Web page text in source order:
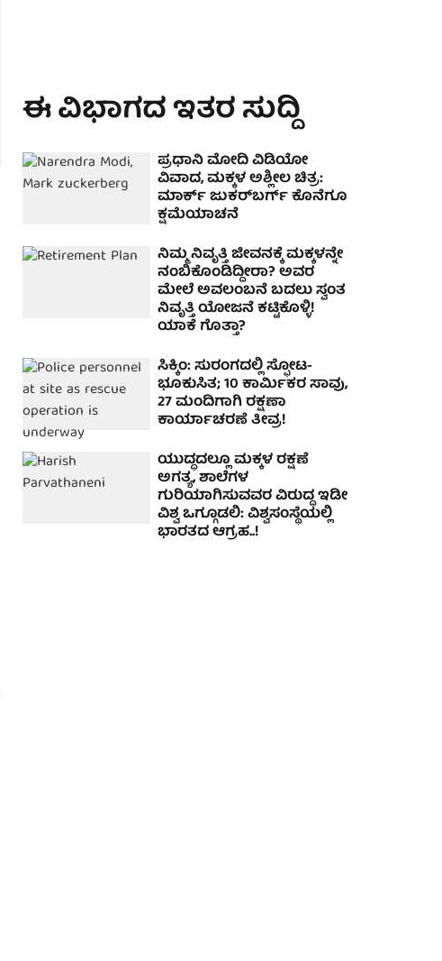
ಈ ವಿಭಾಗದ ಇತರ ಸುದ್ದಿ
ಪ್ರಧಾನಿ ಮೋದಿ ವಿಡಿಯೋ
ವಿವಾದ, ಮಕ್ಕಳ ಅಶ್ಲೀಲ ಚಿತ್ರ:
ಮಾರ್ಕ್ ಜುಕರ್‌ಬರ್ಗ್ ಕೊನೆಗೂ
ಕ್ಷಮೆಯಾಚನೆ
ನಿಮ್ಮ ನಿವೃತ್ತಿ ಜೀವನಕ್ಕೆ ಮಕ್ಕಳನ್ನೇ
ನಂಬಿಕೊಂಡಿದ್ದೀರಾ? ಅವರ
ಮೇಲೆ ಅವಲಂಬನೆ ಬದಲು ಸ್ವಂತ
ನಿವೃತ್ತಿ ಯೋಜನೆ ಕಟ್ಟಿಕೊಳ್ಳಿ!
ಯಾಕೆ ಗೊತ್ತಾ?
ಸಿಕ್ಕಿಂ: ಸುರಂಗದಲ್ಲಿ ಸ್ಫೋಟ-
ಭೂಕುಸಿತ; 10 ಕಾರ್ಮಿಕರ ಸಾವು,
27 ಮಂದಿಗಾಗಿ ರಕ್ಷಣಾ
ಕಾರ್ಯಾಚರಣೆ ತೀವ್ರ!
ಯುದ್ಧದಲ್ಲೂ ಮಕ್ಕಳ ರಕ್ಷಣೆ
ಅಗತ್ಯ, ಶಾಲೆಗಳ
ಗುರಿಯಾಗಿಸುವವರ ವಿರುದ್ಧ ಇಡೀ
ವಿಶ್ವ ಒಗ್ಗೂಡಲಿ: ವಿಶ್ವಸಂಸ್ಥೆಯಲ್ಲಿ
ಭಾರತದ ಆಗ್ರಹ..!